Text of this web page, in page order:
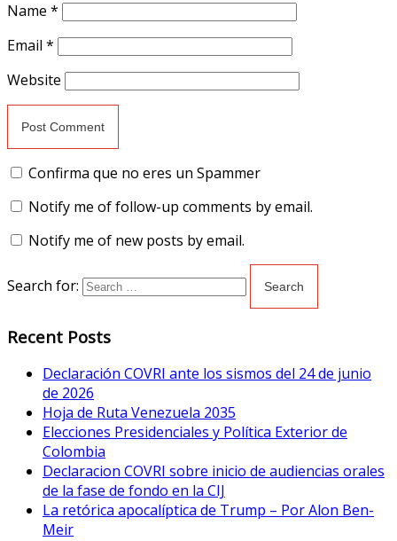
Name *
Email *
Website
Confirma que no eres un Spammer
Notify me of follow-up comments by email.
Notify me of new posts by email.
Search for:
Recent Posts
Declaración COVRI ante los sismos del 24 de junio
de 2026
Hoja de Ruta Venezuela 2035
Elecciones Presidenciales y Política Exterior de
Colombia
Declaracion COVRI sobre inicio de audiencias orales
de la fase de fondo en la CIJ
La retórica apocalíptica de Trump – Por Alon Ben-
Meir